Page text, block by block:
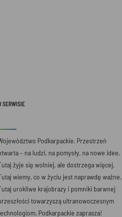
SERWISIE
Podkarpackie. Przestrzeń
– na ludzi, na pomysły, na nowe idee.
żyje się wolniej, ale dostrzega więcej.
wiemy, co w życiu jest naprawdę ważne.
urokliwe krajobrazy i pomniki barwnej
towarzyszą ultranowoczesnym
Podkarpackie zaprasza!